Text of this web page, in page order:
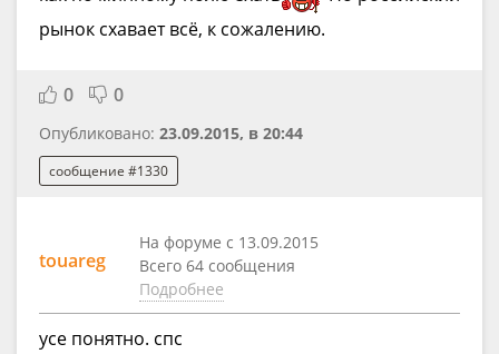
рынок схавает всё, к сожалению.
0 0
Опубликовано: 23.09.2015, в 20:44
сообщение #1330
touareg
На форуме с 13.09.2015
Всего 64 сообщения
Подробнее
усе понятно. спс